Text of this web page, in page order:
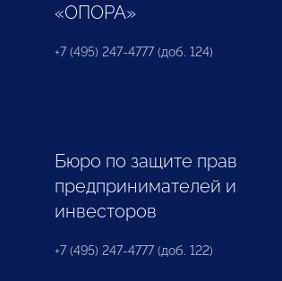
«ОПОРА»
+7 (495) 247-4777 (доб. 124)
Бюро по защите прав
предпринимателей и
инвесторов
+7 (495) 247-4777 (доб. 122)